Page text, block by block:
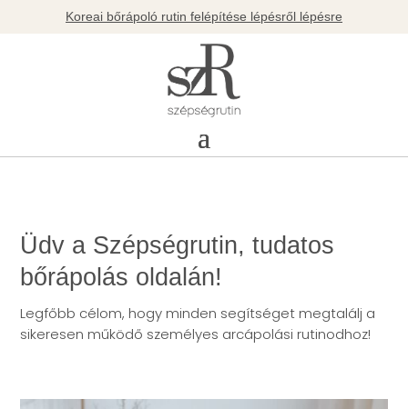
Koreai bőrápoló rutin felépítése lépésről lépésre
Üdv a Szépségrutin, tudatos
bőrápolás oldalán!
Legfőbb célom, hogy minden segítséget megtalálj a
sikeresen működő személyes arcápolási rutinodhoz!